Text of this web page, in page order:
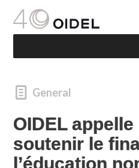
General
OIDEL
soutenir le
l’éducation